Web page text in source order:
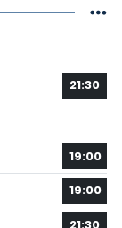
21:30
19:00
19:00
21:30